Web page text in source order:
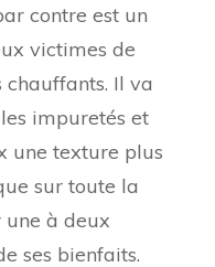
contre est un
victimes de
Il va
impuretés et
une texture plus
sur toute la
une à deux
ses bienfaits.